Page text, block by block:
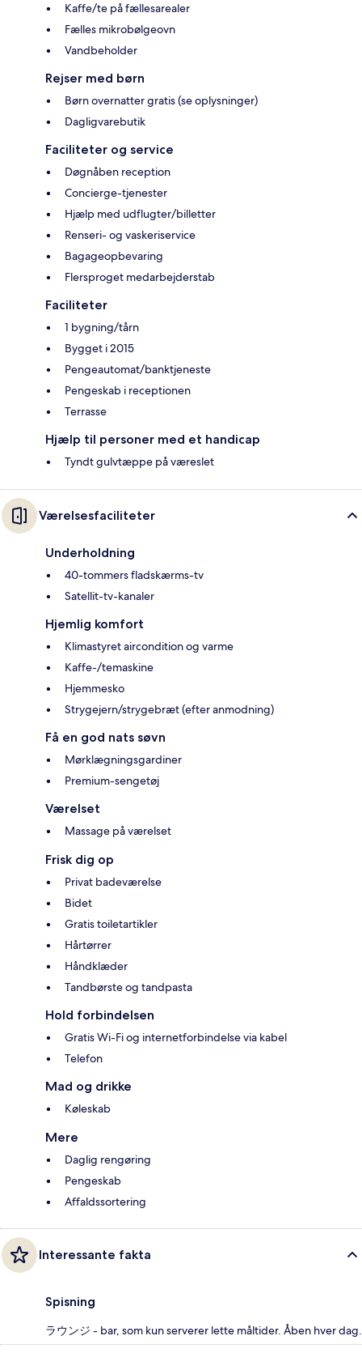
Kaffe/te på fællesarealer
Fælles mikrobølgeovn
Vandbeholder
Rejser med børn
Børn overnatter gratis (se oplysninger)
Dagligvarebutik
Faciliteter og service
Døgnåben reception
Concierge-tjenester
Hjælp med udflugter/billetter
Renseri- og vaskeriservice
Bagageopbevaring
Flersproget medarbejderstab
Faciliteter
1 bygning/tårn
Bygget i 2015
Pengeautomat/banktjeneste
Pengeskab i receptionen
Terrasse
Hjælp til personer med et handicap
Tyndt gulvtæppe på væreslet
Værelsesfaciliteter
Underholdning
40-tommers fladskærms-tv
Satellit-tv-kanaler
Hjemlig komfort
Klimastyret aircondition og varme
Kaffe-/temaskine
Hjemmesko
Strygejern/strygebræt (efter anmodning)
Få en god nats søvn
Mørklægningsgardiner
Premium-sengetøj
Værelset
Massage på værelset
Frisk dig op
Privat badeværelse
Bidet
Gratis toiletartikler
Hårtørrer
Håndklæder
Tandbørste og tandpasta
Hold forbindelsen
Gratis Wi-Fi og internetforbindelse via kabel
Telefon
Mad og drikke
Køleskab
Mere
Daglig rengøring
Pengeskab
Affaldssortering
Interessante fakta
Spisning
ラウンジ - bar, som kun serverer lette måltider. Åben hver dag.